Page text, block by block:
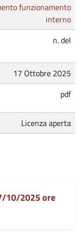
funzionamento
interno
n. del
17 Ottobre 2025
pdf
Licenza aperta
10/2025 ore